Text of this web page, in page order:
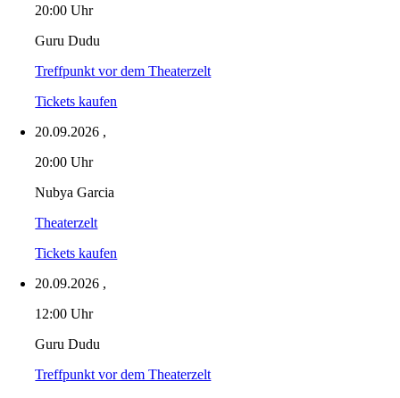
20:00 Uhr
Guru Dudu
Treffpunkt vor dem Theaterzelt
Tickets kaufen
20.09.2026 ,
20:00 Uhr
Nubya Garcia
Theaterzelt
Tickets kaufen
20.09.2026 ,
12:00 Uhr
Guru Dudu
Treffpunkt vor dem Theaterzelt